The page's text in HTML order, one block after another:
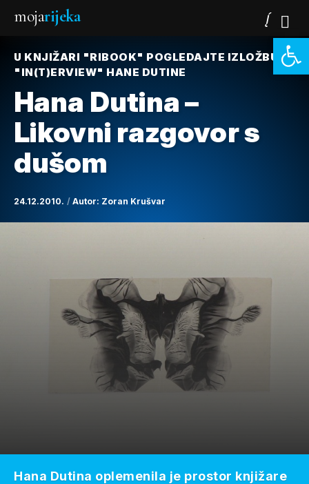
mojarijeka
U KNJIŽARI "RIBOOK" POGLEDAJTE IZLOŽBU
"IN(T)ERVIEW" HANE DUTINE
Hana Dutina –
Likovni razgovor s
dušom
24.12.2010. Autor: Zoran Krušvar
Hana Dutina oplemenila je prostor knjižare